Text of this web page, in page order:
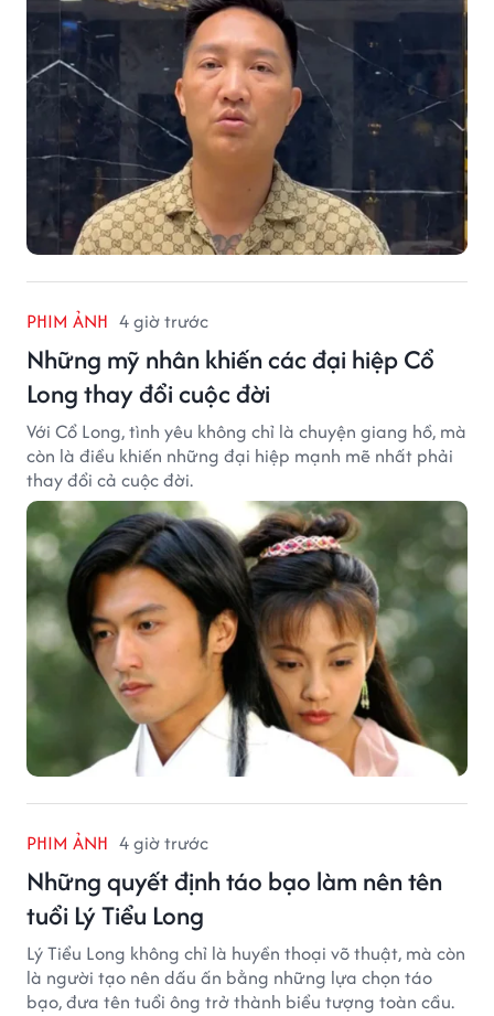
PHIM ẢNH 4 giờ trước
Những mỹ nhân khiến các đại hiệp Cổ
Long thay đổi cuộc đời
Với Cổ Long, tình yêu không chỉ là chuyện giang hồ, mà
còn là điều khiến những đại hiệp mạnh mẽ nhất phải
thay đổi cả cuộc đời.
PHIM ẢNH 4 giờ trước
Những quyết định táo bạo làm nên tên
tuổi Lý Tiểu Long
Lý Tiểu Long không chỉ là huyền thoại võ thuật, mà còn
là người tạo nên dấu ấn bằng những lựa chọn táo
bạo, đưa tên tuổi ông trở thành biểu tượng toàn cầu.